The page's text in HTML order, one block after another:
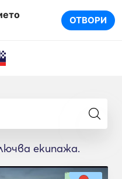
ОТВОРИ
екипажа.